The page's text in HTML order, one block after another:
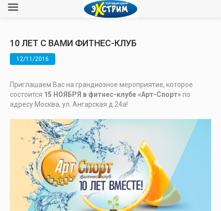
10 ЛЕТ С ВАМИ ФИТНЕС-КЛУБ
12/11/2016
Приглашаем Вас на грандиозное мероприятие, которое
состоится 15 НОЯБРЯ в фитнес-клубе «Арт-Спорт»по
адресу Москва, ул. Ангарская д.24а!